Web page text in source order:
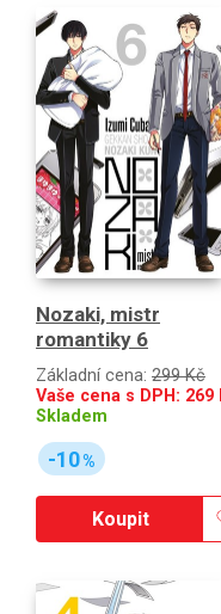
Nozaki, mistr
romantiky 6
Základní cena: 299 Kč
Vaše cena s DPH: 269
Skladem
-10%
Koupit